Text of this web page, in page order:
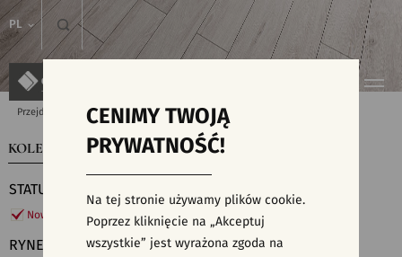
PL
Przejdź do strony głównej Kolekcje
KOLEKCJE WYSZUKIWARKA PŁYTEK
STATUS
Nowości
RYNEK
CENIMY TWOJĄ
PRYWATNOŚĆ!
Na tej stronie używamy plików cookie.
Poprzez kliknięcie na „Akceptuj
wszystkie” jest wyrażona zgoda na